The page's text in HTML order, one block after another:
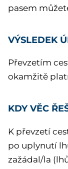
pasem
VÝSLEDEK
Převzetím
okamžitě
KDY VĚC
K převzetí
po uplynutí
zažádal/la